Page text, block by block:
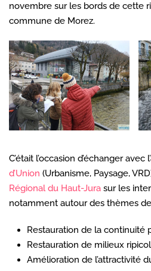
novembre sur les bords de cette
commune de Morez.
C’était l’occasion d’échanger avec
d’Union (Urbanisme, Paysage,
Régional du Haut-Jura sur les
notamment autour des thèmes
Restauration de la continuité
Restauration de milieux
Amélioration de l’attractivité